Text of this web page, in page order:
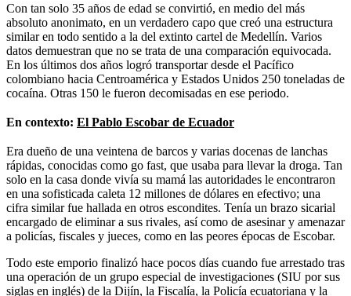
Con tan solo 35 años de edad se convirtió, en medio del más
absoluto anonimato, en un verdadero capo que creó una estructura
similar en todo sentido a la del extinto cartel de Medellín. Varios
datos demuestran que no se trata de una comparación equivocada.
En los últimos dos años logró transportar desde el Pacífico
colombiano hacia Centroamérica y Estados Unidos 250 toneladas de
cocaína. Otras 150 le fueron decomisadas en ese periodo.
En contexto: El Pablo Escobar de Ecuador
Era dueño de una veintena de barcos y varias docenas de lanchas
rápidas, conocidas como go fast, que usaba para llevar la droga. Tan
solo en la casa donde vivía su mamá las autoridades le encontraron
en una sofisticada caleta 12 millones de dólares en efectivo; una
cifra similar fue hallada en otros escondites. Tenía un brazo sicarial
encargado de eliminar a sus rivales, así como de asesinar y amenazar
a policías, fiscales y jueces, como en las peores épocas de Escobar.
Todo este emporio finalizó hace pocos días cuando fue arrestado tras
una operación de un grupo especial de investigaciones (SIU por sus
siglas en inglés) de la Dijín, la Fiscalía, la Policía ecuatoriana y la